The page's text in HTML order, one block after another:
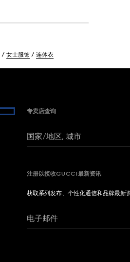
女士服饰 连体衣
专卖店查询
国家/地区, 城市
注册以接收GUCCI最新资讯
获取系列发布、个性化通信和品牌最新
电子邮件